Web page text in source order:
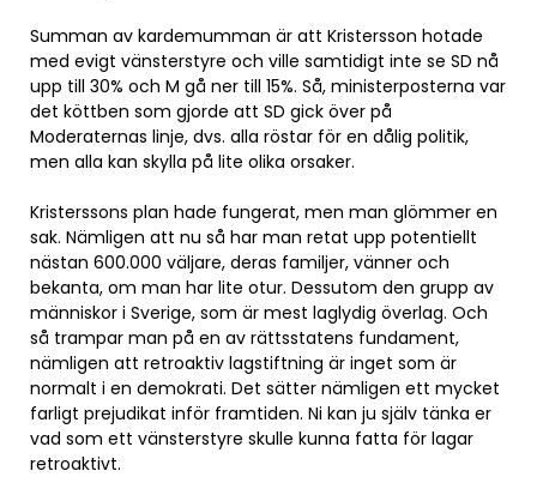
Summan av kardemumman är att Kristersson hotade
med evigt vänsterstyre och ville samtidigt inte se SD nå
upp till 30% och M gå ner till 15%. Så, ministerposterna var
det köttben som gjorde att SD gick över på
Moderaternas linje, dvs. alla röstar för en dålig politik,
men alla kan skylla på lite olika orsaker.
Kristerssons plan hade fungerat, men man glömmer en
sak. Nämligen att nu så har man retat upp potentiellt
nästan 600.000 väljare, deras familjer, vänner och
bekanta, om man har lite otur. Dessutom den grupp av
människor i Sverige, som är mest laglydig överlag. Och
så trampar man på en av rättsstatens fundament,
nämligen att retroaktiv lagstiftning är inget som är
normalt i en demokrati. Det sätter nämligen ett mycket
farligt prejudikat inför framtiden. Ni kan ju själv tänka er
vad som ett vänsterstyre skulle kunna fatta för lagar
retroaktivt.